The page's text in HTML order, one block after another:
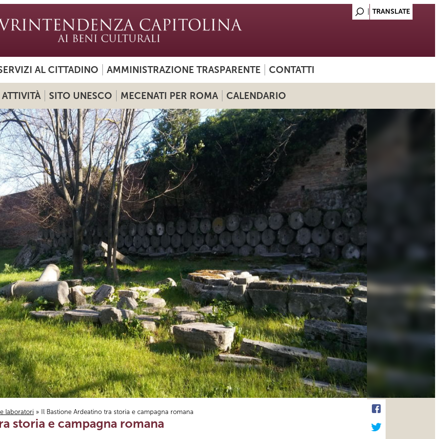
AL CITTADINO AMMINISTRAZIONE TRASPARENTE CONTATTI
ATTIVITÀ SITO UNESCO MECENATI PER ROMA CALENDARIO
laboratori » Il Bastione Ardeatino tra storia e campagna romana
storia e campagna romana